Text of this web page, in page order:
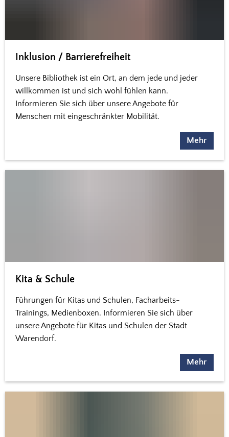
Inklusion / Barrierefreiheit
Unsere Bibliothek ist ein Ort, an dem jede und jeder
willkommen ist und sich wohl fühlen kann.
Informieren Sie sich über unsere Angebote für
Menschen mit eingeschränkter Mobilität.
Mehr
Kita & Schule
Führungen für Kitas und Schulen, Facharbeits-
Trainings, Medienboxen. Informieren Sie sich über
unsere Angebote für Kitas und Schulen der Stadt
Warendorf.
Mehr